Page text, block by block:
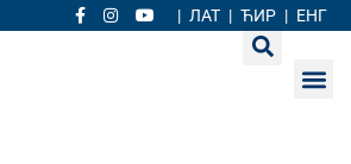
| ЛАТ | ЋИР | ЕНГ